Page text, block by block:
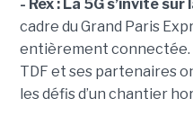
- Rex : La 5G s’invite
cadre du Grand Paris
entièrement connectée.
TDF et ses partenaires
les défis d’un chantier